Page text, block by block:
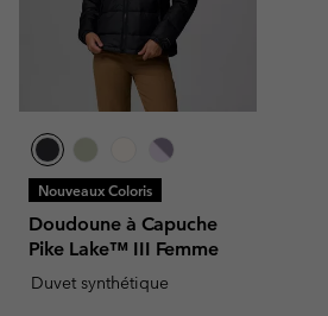
Nouveaux Coloris
Doudoune à Capuche
Pike Lake™ III Femme
Duvet synthétique